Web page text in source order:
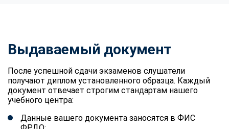
Выдаваемый документ
После успешной сдачи экзаменов слушатели
получают диплом установленного образца. Каждый
документ отвечает строгим стандартам нашего
учебного центра:
Данные вашего документа заносятся в ФИС